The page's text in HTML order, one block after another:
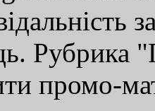
Рубрика
промо-